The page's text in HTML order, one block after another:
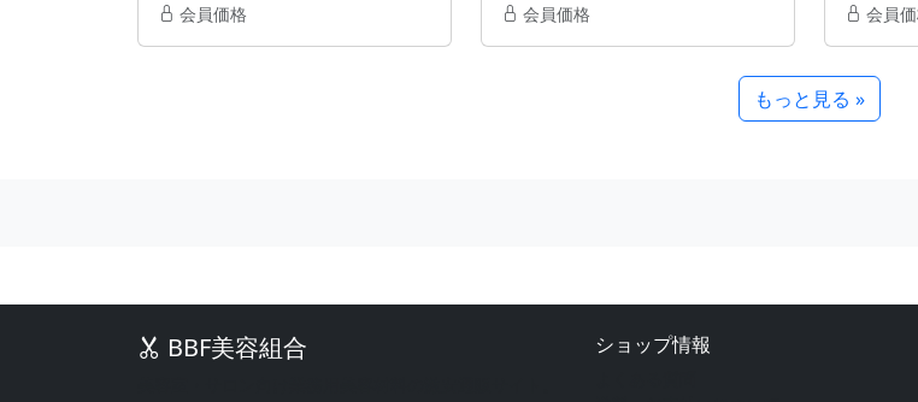
会員価格
会員価格
会員
もっと見る »
BBF美容組合 ショップ情報